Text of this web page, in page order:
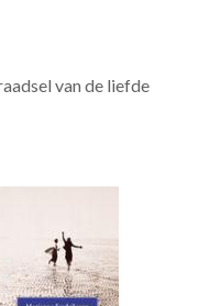
van de liefde